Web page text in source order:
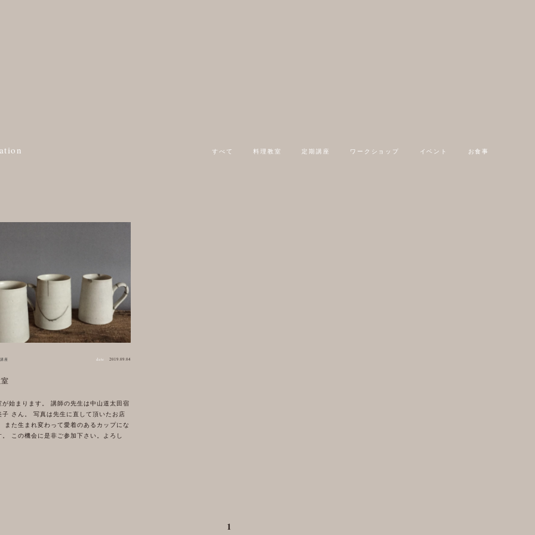
すべて 料理教室 定期講座 ワークショップ イベント お食事
座 date2019.09.04
が始まります。 講師の先生は中山道太田宿
子 さん。 写真は先生に直して頂いたお店
また生まれ変わって愛着のあるカップにな
。 この機会に是非ご参加下さい。よろし
1